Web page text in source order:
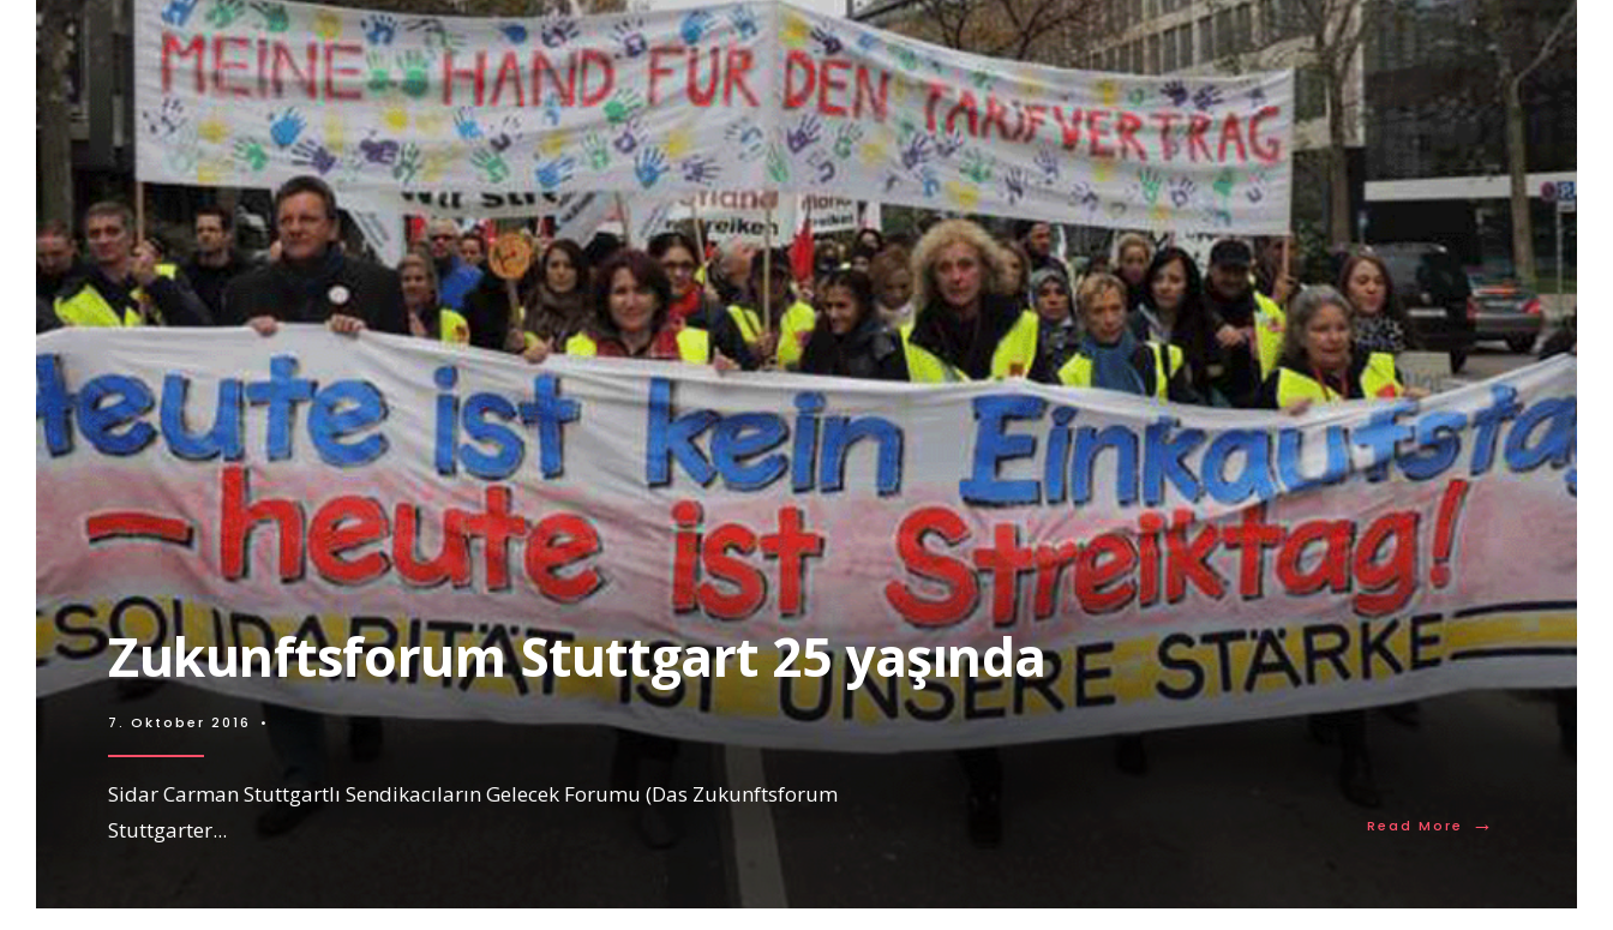
Zukunftsforum Stuttgart 25 yaşında
7. Oktober 2016 •
Sidar Carman Stuttgartlı Sendikacıların Gelecek Forumu (Das Zukunftsforum
Stuttgarter... Read More →